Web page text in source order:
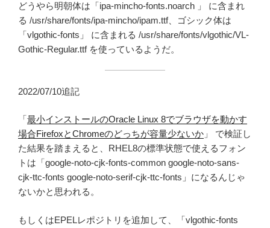
どうやら明朝体は「ipa-mincho-fonts.noarch 」 に含まれ
る /usr/share/fonts/ipa-mincho/ipam.ttf、ゴシック体は
「vlgothic-fonts」 に含まれる /usr/share/fonts/vlgothic/VL-
Gothic-Regular.ttf を使っているようだ。
2022/07/10追記
「最小インストールのOracle Linux 8でブラウザを動かす
場合FirefoxとChromeのどっちが容量少ないか 」 で検証し
た結果を踏まえると、RHEL8の標準状態で使えるフォン
トは「google-noto-cjk-fonts-common google-noto-sans-
cjk-ttc-fonts google-noto-serif-cjk-ttc-fonts」になるんじゃ
ないかと思われる。
もしくはEPELレポジトリを追加して、「vlgothic-fonts